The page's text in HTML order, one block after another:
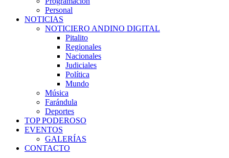
Personal
NOTICIAS
NOTICIERO ANDINO DIGITAL
Pitalito
Regionales
Nacionales
Judiciales
Política
Mundo
Música
Farándula
Deportes
TOP PODEROSO
EVENTOS
GALERÍAS
CONTACTO